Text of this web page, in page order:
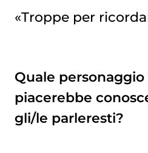
«Troppe per
Quale
piacerebbe
gli/le parleresti?